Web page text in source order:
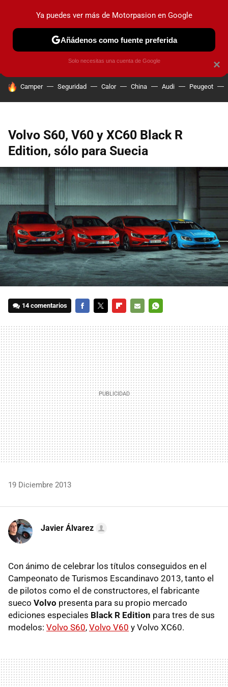
PRUEBAS COCHES ELÉCTRICOS OBSERVATORIO
HOY SE HABLA DE
Camper Seguridad Calor China Audi Peugeot
Volvo S60, V60 y XC60 Black R
Edition, sólo para Suecia
14 comentarios
MAIL
19 Diciembre 2013
Javier Álvarez
Con ánimo de celebrar los títulos conseguidos en el
Campeonato de Turismos Escandinavo 2013, tanto el
de pilotos como el de constructores, el fabricante
sueco Volvo presenta para su propio mercado
ediciones especiales Black R Edition para tres de sus
modelos: Volvo S60, Volvo V60 y Volvo XC60.
×
Ya puedes ver más de Motorpasion en Google
Añádenos como fuente preferida
Solo necesitas una cuenta de Google